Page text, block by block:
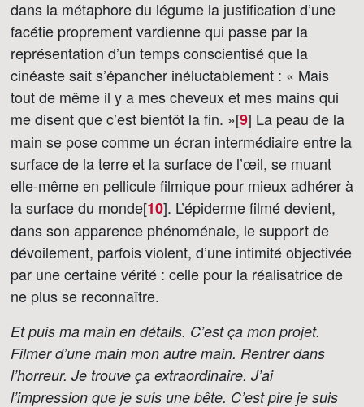
dans la métaphore du légume la justification d’une
facétie proprement vardienne qui passe par la
représentation d’un temps conscientisé que la
cinéaste sait s’épancher inéluctablement : « Mais
tout de même il y a mes cheveux et mes mains qui
me disent que c’est bientôt la fin. »[9] La peau de la
main se pose comme un écran intermédiaire entre la
surface de la terre et la surface de l’œil, se muant
elle-même en pellicule filmique pour mieux adhérer à
la surface du monde[10]. L’épiderme filmé devient,
dans son apparence phénoménale, le support de
dévoilement, parfois violent, d’une intimité objectivée
par une certaine vérité : celle pour la réalisatrice de
ne plus se reconnaître.
Et puis ma main en détails. C’est ça mon projet.
Filmer d’une main mon autre main. Rentrer dans
l’horreur. Je trouve ça extraordinaire. J’ai
l’impression que je suis une bête. C’est pire je suis